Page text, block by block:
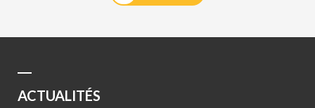
ACTUALITÉS